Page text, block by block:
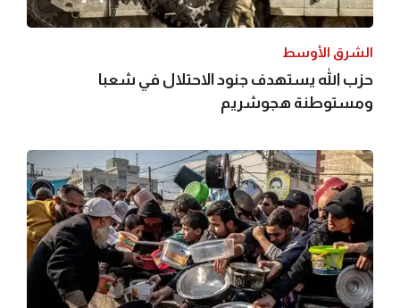
الشرق الأوسط
حزب الله يستهدف جنود الاحتلال في شعبا
ومستوطنة هجوشريم